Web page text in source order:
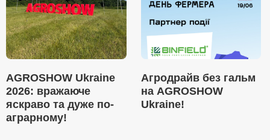
AGROSHOW Ukraine
2026: вражаюче
яскраво та дуже по-
аграрному!
Агродрайв без гальм
на AGROSHOW
Ukraine!